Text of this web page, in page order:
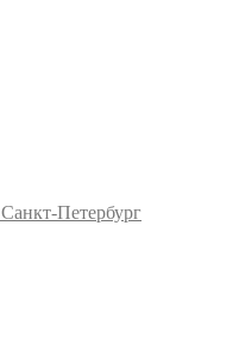
Санкт-Петербург